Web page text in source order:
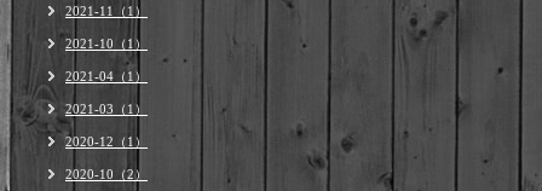
2021-11（1）
2021-10（1）
2021-04（1）
2021-03（1）
2020-12（1）
2020-10（2）